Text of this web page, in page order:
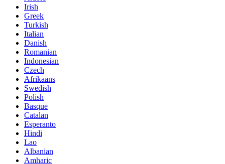
Irish
Greek
Turkish
Italian
Danish
Romanian
Indonesian
Czech
Afrikaans
Swedish
Polish
Basque
Catalan
Esperanto
Hindi
Lao
Albanian
Amharic